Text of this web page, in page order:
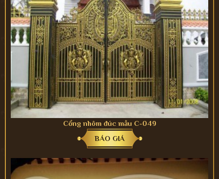
Cổng nhôm đúc mẫu C-049
BÁO GIÁ